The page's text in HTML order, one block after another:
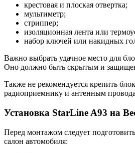
крестовая и плоская отвертка;
мультиметр;
стриппер;
изоляционная лента или
набор ключей или накидных
Важно выбрать удачное место для
Оно должно быть скрытым и
Также не рекомендуется крепить
радиоприемнику и антенным
Установка StarLine A93 на
Перед монтажом следует
салон автомобиля: